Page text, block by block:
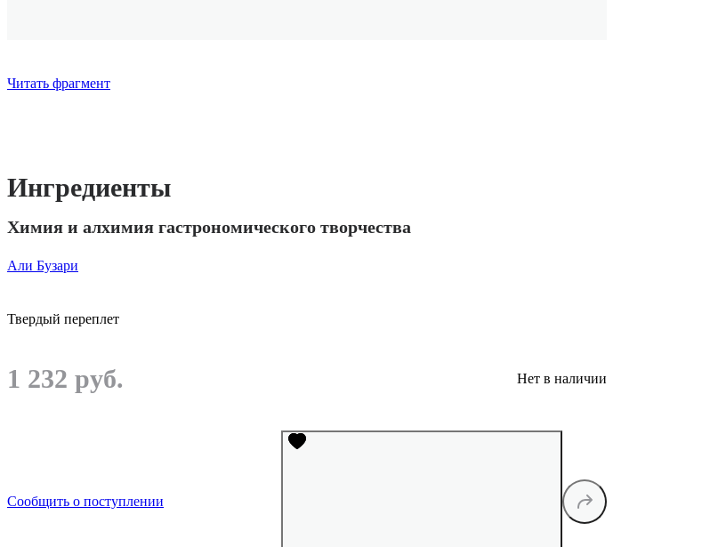
Читать фрагмент
Ингредиенты
Химия и алхимия гастрономического творчества
Али Бузари
Твердый переплет
1 232 руб. Нет в наличии
Сообщить о поступлении